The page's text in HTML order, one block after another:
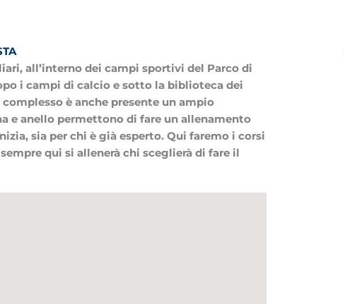
all’interno dei campi sportivi del Parco di
i campi di calcio e sotto la biblioteca dei
è anche presente un ampio
e anello permettono di fare un allenamento
sia per chi è già esperto. Qui faremo i corsi
qui si allenerà chi sceglierà di fare il